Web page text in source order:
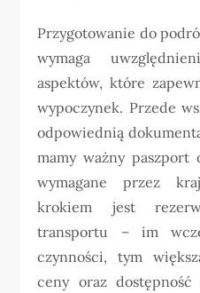
Przygotowanie do
wymaga
aspektów, które
wypoczynek. Przede
odpowiednią
mamy ważny paszport
wymagane przez
krokiem jest
transportu – im
czynności, tym
ceny oraz